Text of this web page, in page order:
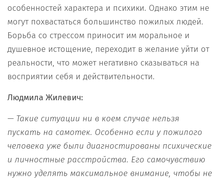
особенностей характера и психики. Однако этим не
могут похвастаться большинство пожилых людей.
Борьба со стрессом приносит им моральное и
душевное истощение, переходит в желание уйти от
реальности, что может негативно сказываться на
восприятии себя и действительности.
Людмила Жилевич:
— Такие ситуации ни в коем случае нельзя
пускать на самотек. Особенно если у пожилого
человека уже были диагностированы психические
и личностные расстройства. Его самочувствию
нужно уделять максимальное внимание, чтобы не